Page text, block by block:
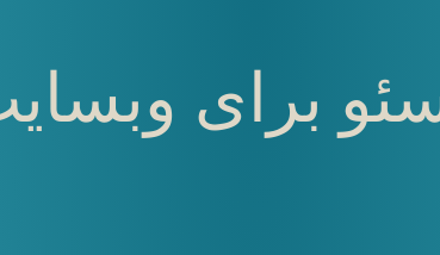
سئو برای